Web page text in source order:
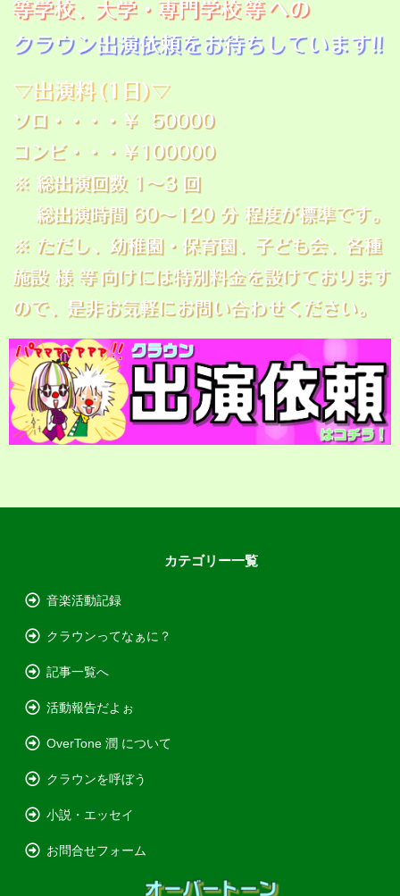
カテゴリー一覧
音楽活動記録
クラウンってなぁに？
記事一覧へ
活動報告だよぉ
OverTone 潤 について
クラウンを呼ぼう
小説・エッセイ
お問合せフォーム